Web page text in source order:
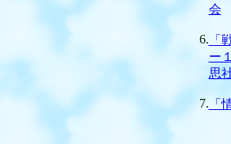
会
6. 「
ー
思
7. 「